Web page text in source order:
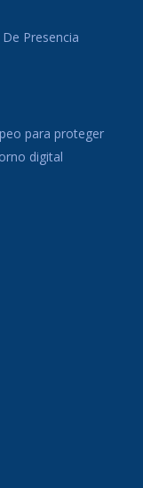
Presencia
para proteger
digital